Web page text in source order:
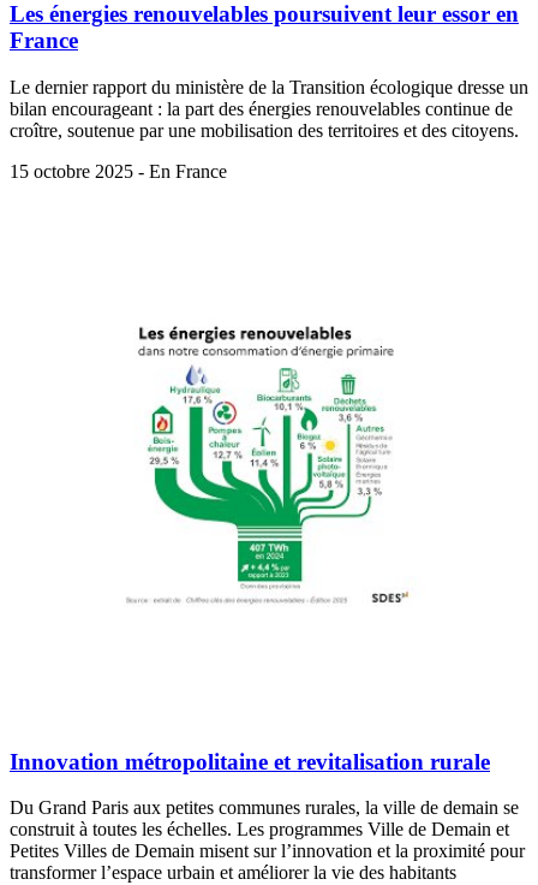
Les énergies renouvelables poursuivent leur essor en
France
Le dernier rapport du ministère de la Transition écologique dresse un
bilan encourageant : la part des énergies renouvelables continue de
croître, soutenue par une mobilisation des territoires et des citoyens.
15 octobre 2025 - En France
Innovation métropolitaine et revitalisation rurale
Du Grand Paris aux petites communes rurales, la ville de demain se
construit à toutes les échelles. Les programmes Ville de Demain et
Petites Villes de Demain misent sur l’innovation et la proximité pour
transformer l’espace urbain et améliorer la vie des habitants